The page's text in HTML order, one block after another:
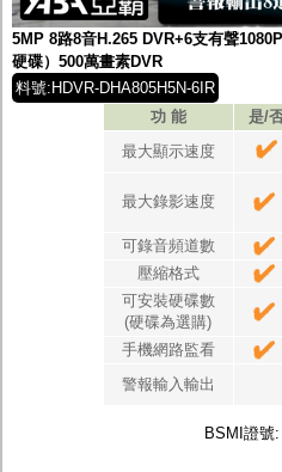
5MP 8路8音H.265 DVR+6支有聲
硬碟）500萬畫素DVR
料號:HDVR-DHA805H5N-6IR
功 能
是/
最大顯示速度
最大錄影速度
可錄音頻道數
壓縮格式
可安裝硬碟數
(硬碟為選購)
手機網路監看
警報輸入輸出
BSMI證號